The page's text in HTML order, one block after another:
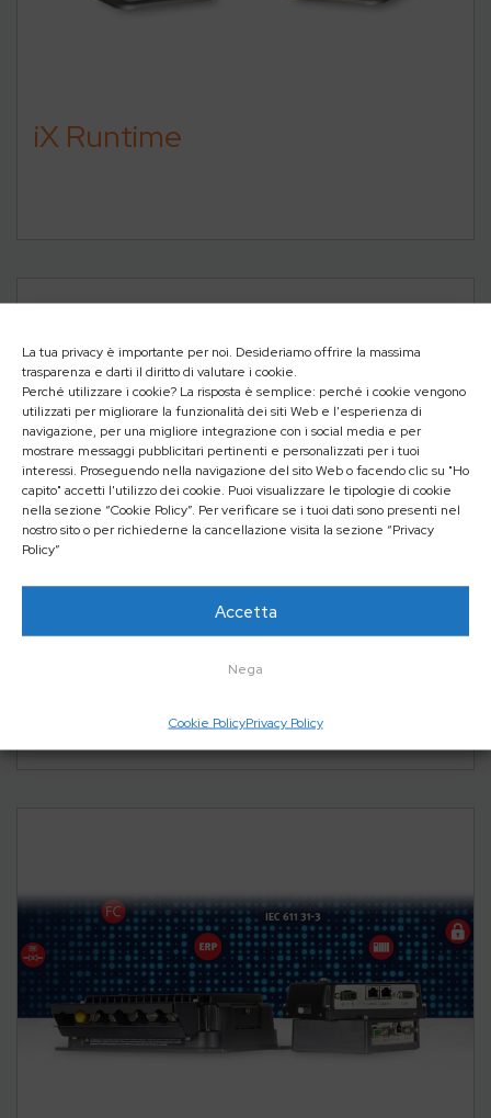
La tua privacy è importante per noi. Desideriamo offrire la massima
trasparenza e darti il diritto di valutare i cookie.
Perché utilizzare i cookie? La risposta è semplice: perché i cookie vengono
utilizzati per migliorare la funzionalità dei siti Web e l'esperienza di
navigazione, per una migliore integrazione con i social media e per
mostrare messaggi pubblicitari pertinenti e personalizzati per i tuoi
interessi. Proseguendo nella navigazione del sito Web o facendo clic su "Ho
capito" accetti l'utilizzo dei cookie. Puoi visualizzare le tipologie di cookie
nella sezione “Cookie Policy”. Per verificare se i tuoi dati sono presenti nel
nostro sito o per richiederne la cancellazione visita la sezione “Privacy
Policy”
Accetta
Nega
Cookie PolicyPrivacy Policy
iX Runtime